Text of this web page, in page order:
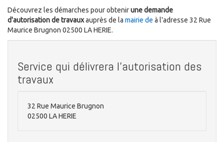
Découvrez les démarches pour obtenirune demande
d'autorisation de travauxauprès de la mairie de à l'adresse 32 Rue
Maurice Brugnon 02500 LA HERIE.
Service qui délivrera l'autorisation des
travaux
32 Rue Maurice Brugnon
02500 LA HERIE